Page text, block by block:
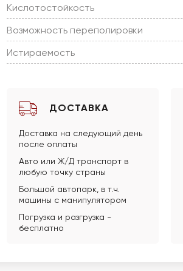
Кислотостойкость
Возможность переполировки
Истираемость
ДОСТАВКА
Доставка на следующий день
после оплаты
Авто или Ж/Д транспорт в
любую точку страны
Большой автопарк, в т.ч.
машины с манипулятором
Погрузка и разгрузка -
бесплатно